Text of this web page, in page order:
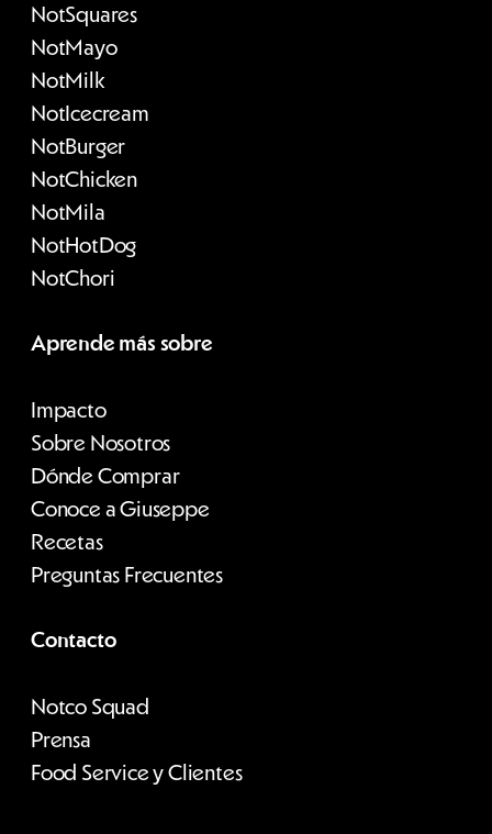
NotSquares
NotMayo
NotMilk
NotIcecream
NotBurger
NotChicken
NotMila
NotHotDog
NotChori
Aprende más sobre
Impacto
Sobre Nosotros
Dónde Comprar
Conoce a Giuseppe
Recetas
Preguntas Frecuentes
Contacto
Notco Squad
Prensa
Food Service y Clientes